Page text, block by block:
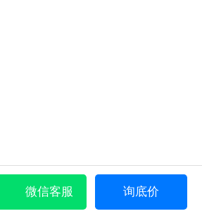
微信客服 询底价